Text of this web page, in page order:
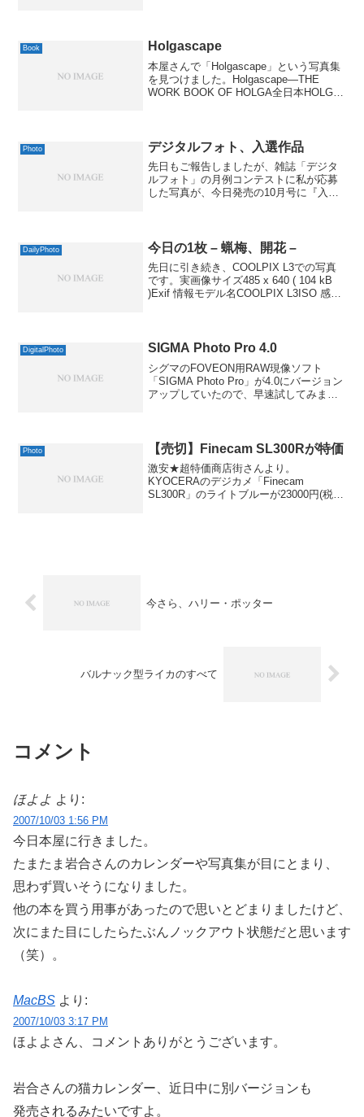
内にはピアノも...
Book Holgascape
本屋さんで「Holgascape」という写真集
を見つけました。Holgascape―THE
WORK BOOK OF HOLGA全日本HOLGA
Photo デジタルフォト、入選作品
先日もご報告しましたが、雑誌「デジタ
ルフォト」の月例コンテストに私が応募
した写真が、今日発売の10月号に『入
恐縮してますです。個人的...
DailyPhoto 今日の1枚 – 蝋梅、開花 –
先日に引き続き、COOLPIX L3での写真
です。実画像サイズ485 x 640 ( 104 kB
)Exif 情報モデル名COOLPIX L3ISO 感度
DigitalPhoto SIGMA Photo Pro 4.0
シグマのFOVEON用RAW現像ソフト
「SIGMA Photo Pro」が4.0にバージョン
アップしていたので、早速試してみまし
に...
Photo 【売切】Finecam SL300Rが特価
激安★超特価商店街さんより。
KYOCERAのデジカメ「Finecam
SL300R」のライトブルーが23000円(税
今さら、ハリー・ポッター
バルナック型ライカのすべて
コメント
ほよよ より:
2007/10/03 1:56 PM
今日本屋に行きました。
たまたま岩合さんのカレンダーや写真集が目にとまり、
思わず買いそうになりました。
他の本を買う用事があったので思いとどまりましたけど、
次にまた目にしたらたぶんノックアウト状態だと思います
（笑）。
MacBS より:
2007/10/03 3:17 PM
ほよよさん、コメントありがとうございます。
岩合さんの猫カレンダー、近日中に別バージョンも
発売されるみたいですよ。